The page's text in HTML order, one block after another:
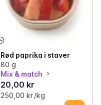
Rød paprika i staver
80 g
Mix & match
20,00 kr
250,00 kr /kg